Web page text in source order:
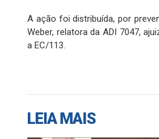
A ação foi distribuída, por
Weber, relatora da ADI 7047,
a EC/113.
LEIA MAIS